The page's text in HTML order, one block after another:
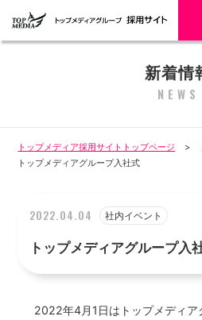
新着情
NEWS
トップメディア採用サイトトップページ
トップメディアグループ入社式
2022.04.04 社内イベント
トップメディアグループ入
2022年4月1日はトップメディア